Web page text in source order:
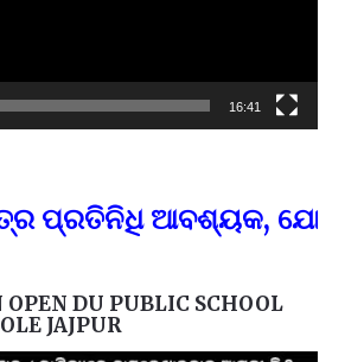
16:41
ଆବଶ୍ୟକ, ଯୋଗାଯୋଗ-
DU PUBLIC SCHOOL
JAJPUR